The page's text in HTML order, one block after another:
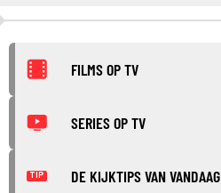
FILMS OP TV
SERIES OP TV
TIP DE KIJKTIPS VAN VANDAAG